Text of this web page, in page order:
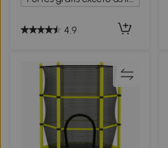
Máxima 150kg 200x150cm
4.9